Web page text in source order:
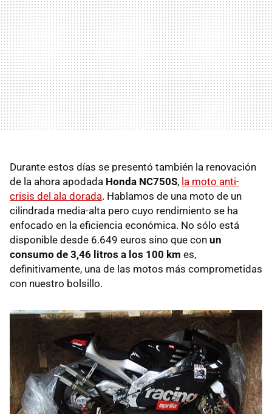
Durante estos días se presentó también la renovación
de la ahora apodada Honda NC750S, la moto anti-
crisis del ala dorada. Hablamos de una moto de un
cilindrada media-alta pero cuyo rendimiento se ha
enfocado en la eficiencia económica. No sólo está
disponible desde 6.649 euros sino que con un
consumo de 3,46 litros a los 100 km es,
definitivamente, una de las motos más comprometidas
con nuestro bolsillo.